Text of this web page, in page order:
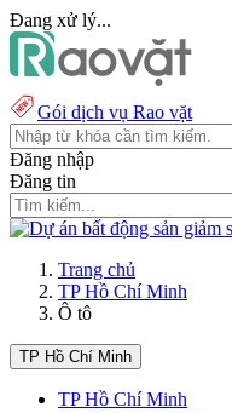
Đang xử lý...
Gói dịch vụ Rao vặt
Đăng nhập
Đăng tin
Trang chủ
TP Hồ Chí Minh
Ô tô
TP Hồ Chí Minh
TP Hồ Chí Minh